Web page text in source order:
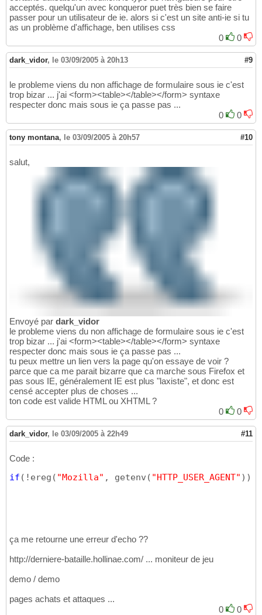
acceptés. quelqu'un avec konqueror puet très bien se faire
passer pour un utilisateur de ie. alors si c'est un site anti-ie si tu
as un problème d'affichage, ben utilises css
0
0
dark_vidor, le 03/09/2005 à 20h13 #9
le probleme viens du non affichage de formulaire sous ie c'est
trop bizar ... j'ai <form><table></table></form> syntaxe
respecter donc mais sous ie ça passe pas ...
0
0
tony montana, le 03/09/2005 à 20h57 #10
salut,
Envoyé par dark_vidor
le probleme viens du non affichage de formulaire sous ie c'est
trop bizar ... j'ai <form><table></table></form> syntaxe
respecter donc mais sous ie ça passe pas ...
tu peux mettre un lien vers la page qu'on essaye de voir ?
parce que ca me parait bizarre que ca marche sous Firefox et
pas sous IE, généralement IE est plus "laxiste", et donc est
censé accepter plus de choses ...
ton code est valide HTML ou XHTML ?
0
0
dark_vidor, le 03/09/2005 à 22h49 #11
Code :
if ( !ereg ( "Mozilla" , getenv ( "HTTP_USER_AGENT" ) )
ça me retourne une erreur d'echo ??
http://derniere-bataille.hollinae.com/ ... moniteur de jeu
demo / demo
pages achats et attaques ...
0
0